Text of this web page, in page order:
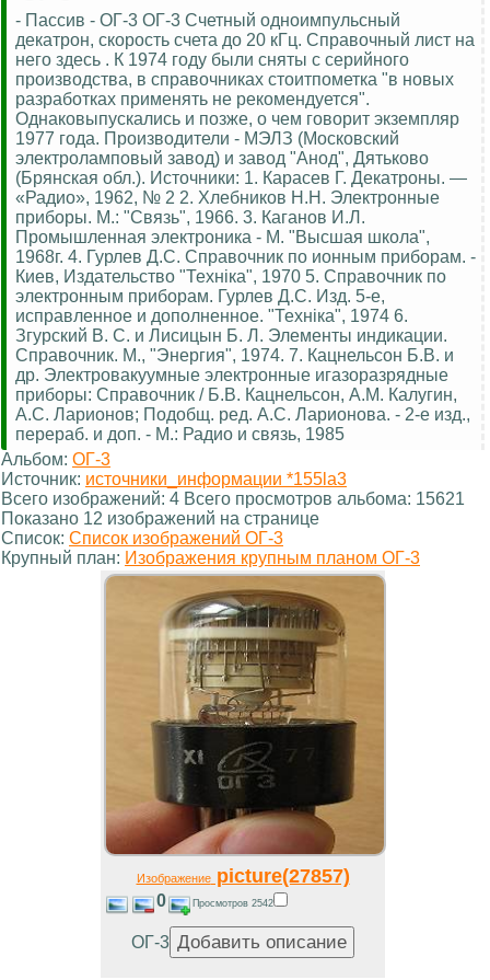
- Пассив - ОГ-3 ОГ-3 Счетный одноимпульсный
декатрон, скорость счета до 20 кГц. Справочный лист на
него здесь . К 1974 году были сняты с серийного
производства, в справочниках стоитпометка "в новых
разработках применять не рекомендуется".
Однаковыпускались и позже, о чем говорит экземпляр
1977 года. Производители - МЭЛЗ (Московский
электроламповый завод) и завод "Анод", Дятьково
(Брянская обл.). Источники: 1. Карасев Г. Декатроны. —
«Радио», 1962, № 2 2. Хлебников Н.Н. Электронные
приборы. М.: "Связь", 1966. 3. Каганов И.Л.
Промышленная электроника - М. "Высшая школа",
1968г. 4. Гурлев Д.С. Справочник по ионным приборам. -
Киев, Издательство "Технiка", 1970 5. Справочник по
электронным приборам. Гурлев Д.С. Изд. 5-е,
исправленное и дополненное. "Технiка", 1974 6.
Згурский В. С. и Лисицын Б. Л. Элементы индикации.
Справочник. М., "Энергия", 1974. 7. Кацнельсон Б.В. и
др. Электровакуумные электронные игазоразрядные
приборы: Справочник / Б.В. Кацнельсон, А.М. Калугин,
А.С. Ларионов; Подобщ. ред. А.С. Ларионова. - 2-е изд.,
перераб. и доп. - М.: Радио и связь, 1985
Альбом: ОГ-3
Источник: источники_информации *155la3
Всего изображений: 4 Всего просмотров альбома: 15621
Показано 12 изображений на странице
Список: Список изображений ОГ-3
Крупный план: Изображения крупным планом ОГ-3
Изображениеpicture(27857)
0 Просмотров 2542
ОГ-3